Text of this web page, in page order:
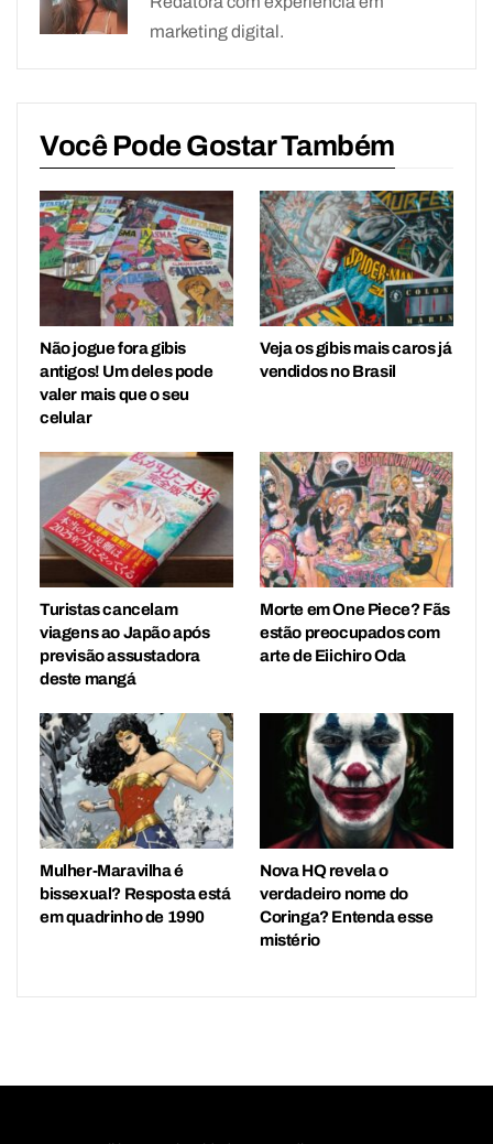
marketing digital.
Você Pode Gostar Também
Não jogue fora gibis
antigos! Um deles pode
valer mais que o seu
celular
Veja os gibis mais caros já
vendidos no Brasil
Turistas cancelam
viagens ao Japão após
previsão assustadora
deste mangá
Morte em One Piece? Fãs
estão preocupados com
arte de Eiichiro Oda
Mulher-Maravilha é
bissexual? Resposta está
em quadrinho de 1990
Nova HQ revela o
verdadeiro nome do
Coringa? Entenda esse
mistério